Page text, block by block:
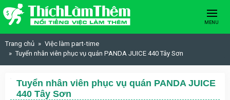
Skip to content
MENU
Trang chủ
Việc làm part-time
Tuyển nhân viên phục vụ quán PANDA JUICE 440 Tây Sơn
Tuyển nhân viên phục vụ quán PANDA JUICE
440 Tây Sơn